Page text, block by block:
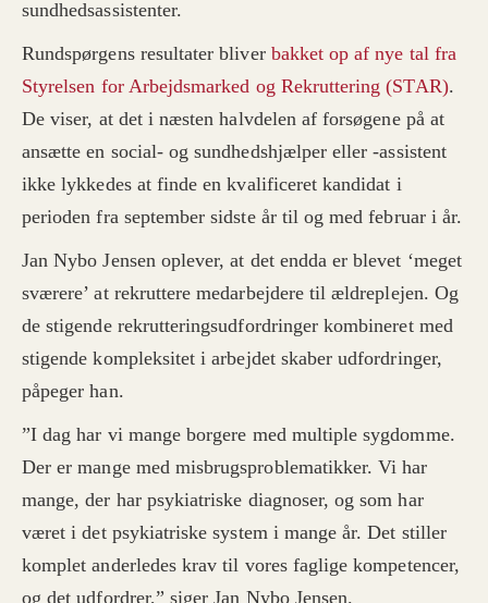
sundhedsassistenter.
Rundspørgens resultater bliver bakket op af nye tal fra
Styrelsen for Arbejdsmarked og Rekruttering (STAR).
De viser, at det i næsten halvdelen af forsøgene på at
ansætte en social- og sundhedshjælper eller -assistent
ikke lykkedes at finde en kvalificeret kandidat i
perioden fra september sidste år til og med februar i år.
Jan Nybo Jensen oplever, at det endda er blevet ‘meget
sværere’ at rekruttere medarbejdere til ældreplejen. Og
de stigende rekrutteringsudfordringer kombineret med
stigende kompleksitet i arbejdet skaber udfordringer,
påpeger han.
”I dag har vi mange borgere med multiple sygdomme.
Der er mange med misbrugsproblematikker. Vi har
mange, der har psykiatriske diagnoser, og som har
været i det psykiatriske system i mange år. Det stiller
komplet anderledes krav til vores faglige kompetencer,
og det udfordrer,” siger Jan Nybo Jensen.